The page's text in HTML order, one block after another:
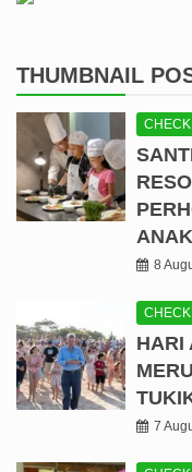
THUMBNAIL
CHECK
ANAK
8
CHECK
HARI
7